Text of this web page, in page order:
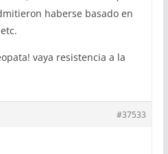
haberse basado en
vaya resistencia a la
#37533